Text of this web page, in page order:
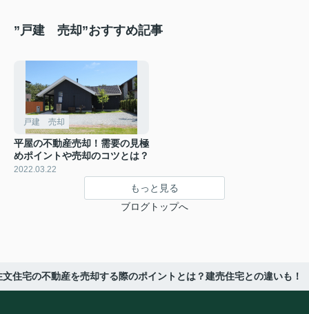
”戸建 売却”おすすめ記事
戸建 売却
平屋の不動産売却！需要の見極
めポイントや売却のコツとは？
2022.03.22
もっと見る
ブログトップへ
文住宅の不動産を売却する際のポイントとは？建売住宅との違いも！